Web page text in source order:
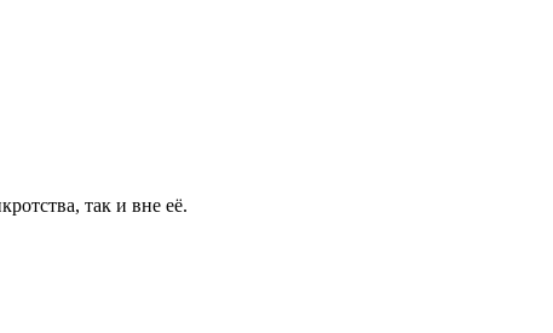
так и вне её.